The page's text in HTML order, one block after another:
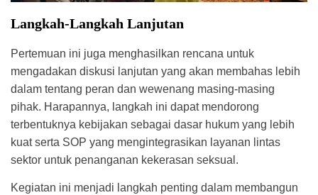
Langkah-Langkah Lanjutan
Pertemuan ini juga menghasilkan rencana untuk
mengadakan diskusi lanjutan yang akan membahas lebih
dalam tentang peran dan wewenang masing-masing
pihak. Harapannya, langkah ini dapat mendorong
terbentuknya kebijakan sebagai dasar hukum yang lebih
kuat serta SOP yang mengintegrasikan layanan lintas
sektor untuk penanganan kekerasan seksual.
Kegiatan ini menjadi langkah penting dalam membangun